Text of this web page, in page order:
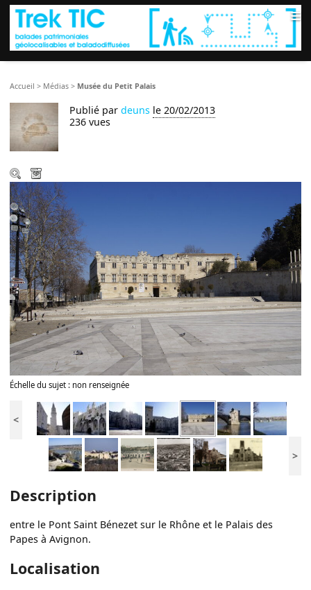
≡
Accueil > Médias > Musée du Petit Palais
Publié pardeuns le 20/02/2013
236 vues
Échelle du sujet : non renseignée
<
>
Description
entre le Pont Saint Bénezet sur le Rhône et le Palais des
Papes à Avignon.
Localisation